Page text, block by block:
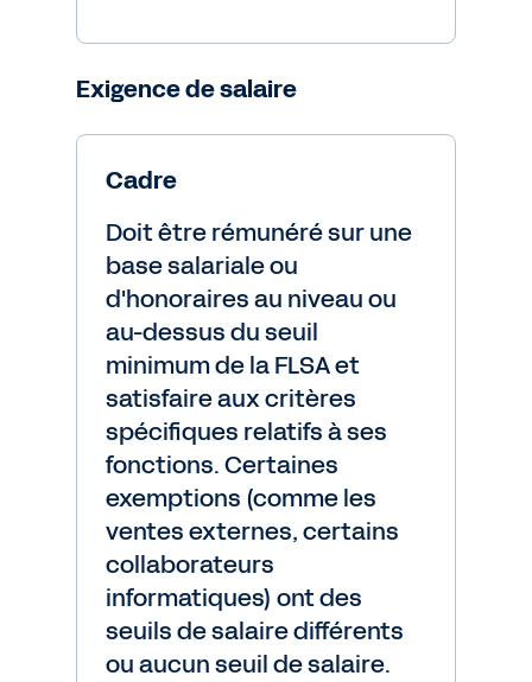
Exigence de salaire
Cadre
Doit être rémunéré sur une
base salariale ou
d'honoraires au niveau ou
au-dessus du seuil
minimum de la FLSA et
satisfaire aux critères
spécifiques relatifs à ses
fonctions. Certaines
exemptions (comme les
ventes externes, certains
collaborateurs
informatiques) ont des
seuils de salaire différents
ou aucun seuil de salaire.